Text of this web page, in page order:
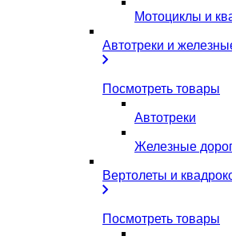
Мотоциклы и
Автотреки и
Посмотреть товары
Автотреки
Железные
Вертолеты и
Посмотреть товары